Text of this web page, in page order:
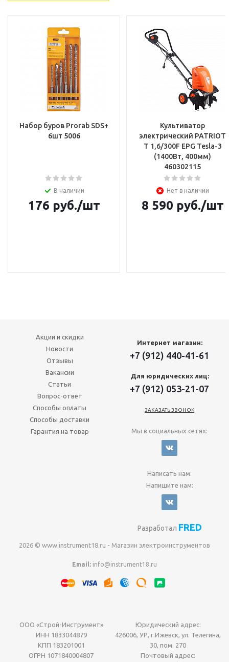
Набор буров Prorab SDS+
6шт 5006
В наличии
176 руб./шт
Культиватор
электрический PATRIOT
T 1,6/300F EPG Tesla-3
(1400Вт, 400мм)
460302115
Нет в наличии
8 590 руб./шт
Акции и скидки
Новости
Отзывы
Вакансии
Статьи
Вопрос-ответ
Способы оплаты
Способы доставки
Гарантия на товар
Интернет магазин:
+7 (912) 440-41-61
Для юридических лиц:
+7 (912) 053-21-07
ЗАКАЗАТЬ ЗВОНОК
Мы в социальных сетях:
Написать нам:
Напишите нам:
Разработал FRED
2026 © www.instrument18.ru - Магазин электроинструментов
Email: info@instrument18.ru
ООО «Строй-Инструмент»
ИНН 1833044879
КПП 183201001
ОГРН 1071840004807
Юридический адрес:
426006, УР, г.Ижевск, ул. Телегина,
30, пом. 270
Почтовый адрес: